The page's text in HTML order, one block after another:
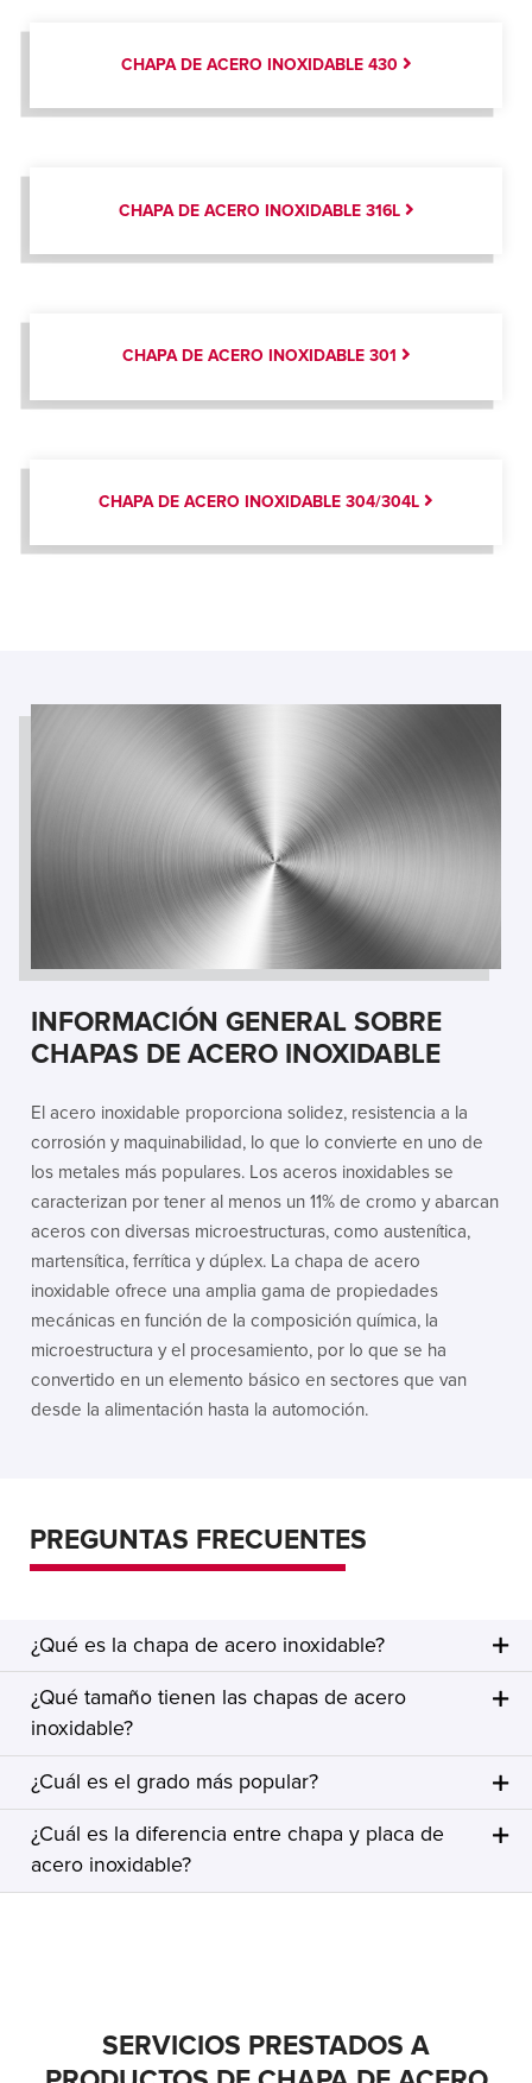
CHAPA DE ACERO INOXIDABLE 430
CHAPA DE ACERO INOXIDABLE 316L
CHAPA DE ACERO INOXIDABLE 301
CHAPA DE ACERO INOXIDABLE 304/304L
INFORMACIÓN GENERAL SOBRE
CHAPAS DE ACERO INOXIDABLE
El acero inoxidable proporciona solidez, resistencia a la
corrosión y maquinabilidad, lo que lo convierte en uno de
los metales más populares. Los aceros inoxidables se
caracterizan por tener al menos un 11% de cromo y abarcan
aceros con diversas microestructuras, como austenítica,
martensítica, ferrítica y dúplex. La chapa de acero
inoxidable ofrece una amplia gama de propiedades
mecánicas en función de la composición química, la
microestructura y el procesamiento, por lo que se ha
convertido en un elemento básico en sectores que van
desde la alimentación hasta la automoción.
PREGUNTAS FRECUENTES
¿Qué es la chapa de acero inoxidable?
¿Qué tamaño tienen las chapas de acero
inoxidable?
¿Cuál es el grado más popular?
¿Cuál es la diferencia entre chapa y placa de
acero inoxidable?
SERVICIOS PRESTADOS A